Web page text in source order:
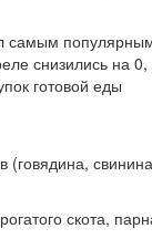
самым
снизились на
готовой еды
(говядина,
скота,